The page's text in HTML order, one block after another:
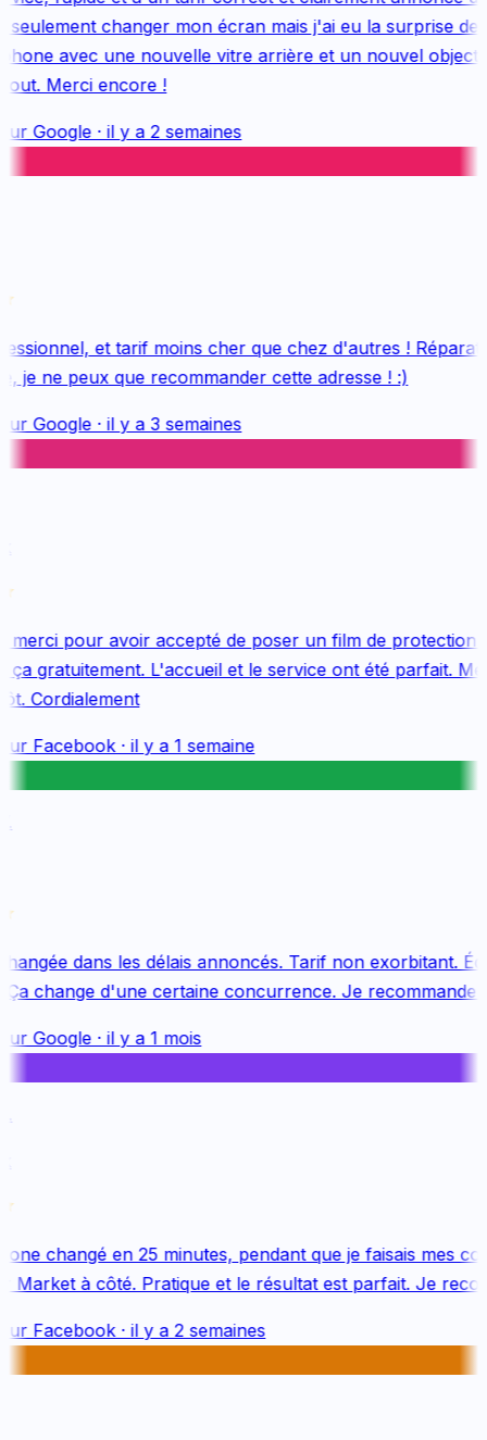
changer mon écran mais j'ai eu la surprise de
avec une nouvelle vitre arrière et un nouvel objectif,
Merci encore !
Google· il y a 2 semaines
et tarif moins cher que chez d'autres !
je ne peux que recommander cette adresse ! :)
Google· il y a 3 semaines
pour avoir accepté de poser un film de protection
gratuitement. L'accueil et le service ont été parfait.
Cordialement
Facebook· il y a 1 semaine
dans les délais annoncés. Tarif non exorbitant.
change d'une certaine concurrence. Je recommande
Google· il y a 1 mois
changé en 25 minutes, pendant que je faisais mes
à côté. Pratique et le résultat est parfait. Je
Facebook· il y a 2 semaines